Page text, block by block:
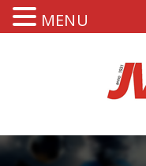
MENU